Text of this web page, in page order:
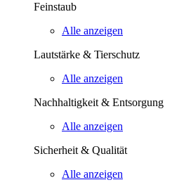
Feinstaub
Alle anzeigen
Lautstärke & Tierschutz
Alle anzeigen
Nachhaltigkeit & Entsorgung
Alle anzeigen
Sicherheit & Qualität
Alle anzeigen